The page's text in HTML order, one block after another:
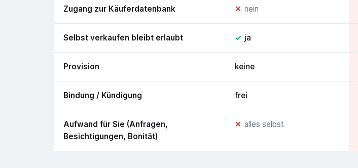
Zugang zur Käuferdatenbank ✕ nein
Selbst verkaufen bleibt erlaubt ✓ ja
Provision keine
Bindung / Kündigung frei
Aufwand für Sie (Anfragen,
Besichtigungen, Bonität)
✕ alles selbst